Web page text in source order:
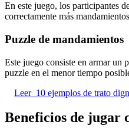
En este juego, los participantes
correctamente más
Puzzle de mandamientos
Este juego consiste en armar un
puzzle en el menor tiempo
Leer 10 ejemplos de trato
Beneficios de jugar